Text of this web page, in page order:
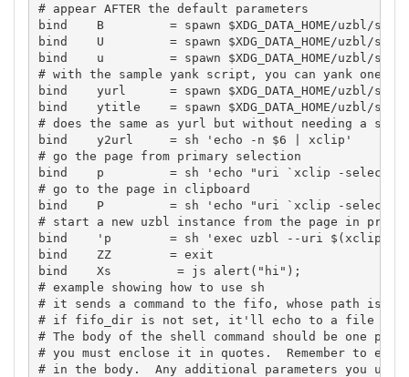
# appear AFTER the default parameters
bind    B         = spawn $XDG_DATA_HOME/uzbl/
bind    U         = spawn $XDG_DATA_HOME/uzbl/
bind    u         = spawn $XDG_DATA_HOME/uzbl/
# with the sample yank script, you can yank one
bind    yurl      = spawn $XDG_DATA_HOME/uzbl/
bind    ytitle    = spawn $XDG_DATA_HOME/uzbl/
# does the same as yurl but without needing a
bind    y2url     = sh 'echo -n $6 | xclip'
# go the page from primary selection
bind    p         = sh 'echo "uri `xclip -selection
# go to the page in clipboard
bind    P         = sh 'echo "uri `xclip -
# start a new uzbl instance from the page in
bind    'p        = sh 'exec uzbl --uri $(xclip -
bind    ZZ        = exit
bind    Xs         = js alert("hi");
# example showing how to use sh
# it sends a command to the fifo, whose path is
# if fifo_dir is not set, it'll echo to a file named
# The body of the shell command should be one
# you must enclose it in quotes.  Remember to
# in the body.  Any additional parameters you